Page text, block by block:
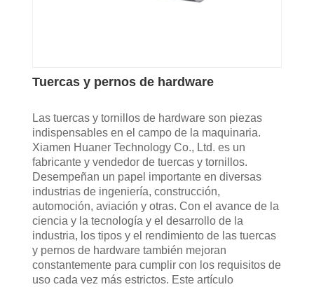
Tuercas y pernos de hardware
Las tuercas y tornillos de hardware son piezas
indispensables en el campo de la maquinaria.
Xiamen Huaner Technology Co., Ltd. es un
fabricante y vendedor de tuercas y tornillos.
Desempeñan un papel importante en diversas
industrias de ingeniería, construcción,
automoción, aviación y otras. Con el avance de la
ciencia y la tecnología y el desarrollo de la
industria, los tipos y el rendimiento de las tuercas
y pernos de hardware también mejoran
constantemente para cumplir con los requisitos de
uso cada vez más estrictos. Este artículo